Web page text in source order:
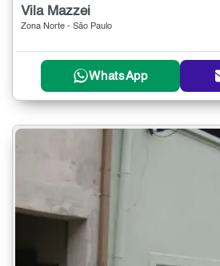
Vila Mazzei
Zona Norte - São Paulo
WhatsApp